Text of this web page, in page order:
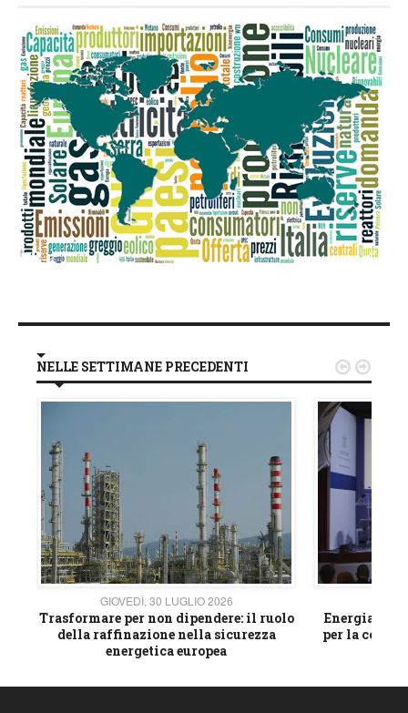
NELLE SETTIMANE PRECEDENTI
GIOVEDÌ, 30 LUGLIO 2026
Trasformare per non dipendere: il ruolo
della raffinazione nella sicurezza
energetica europea
Energia e
per la
 